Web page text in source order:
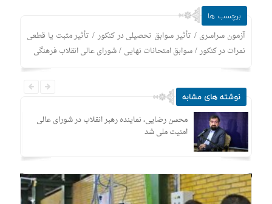
برچسب ها
آزمون سراسری / تأثیر سوابق تحصیلی در کنکور / تأثیر مثبت یا قطعی
نمرات در کنکور/سوابق امتحانات نهایی /شورای عالی انقلاب فرهنگی
نوشته های مشابه
محسن رضایی، نماینده رهبر انقلاب در شورای عالی
امنیت ملی شد